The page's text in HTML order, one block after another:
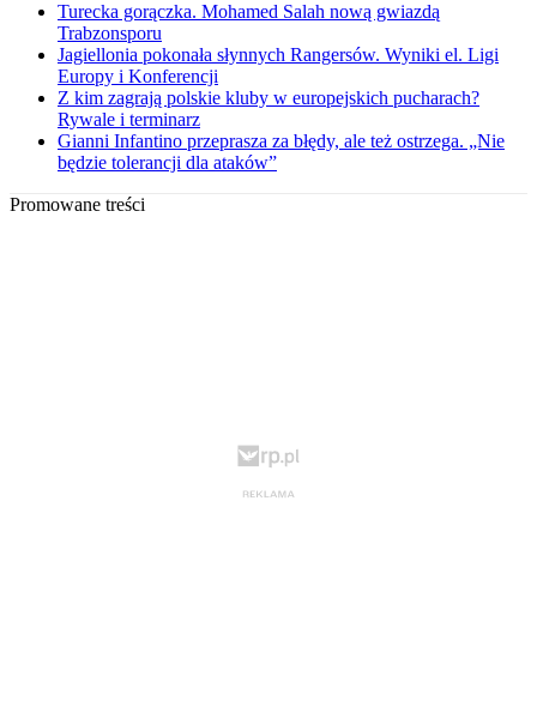
Turecka gorączka. Mohamed Salah nową gwiazdą
Trabzonsporu
Jagiellonia pokonała słynnych Rangersów. Wyniki el. Ligi
Europy i Konferencji
Z kim zagrają polskie kluby w europejskich pucharach?
Rywale i terminarz
Gianni Infantino przeprasza za błędy, ale też ostrzega. „Nie
będzie tolerancji dla ataków”
Promowane treści